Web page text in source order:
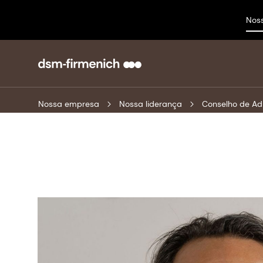
Nossa empresa Nossa liderança